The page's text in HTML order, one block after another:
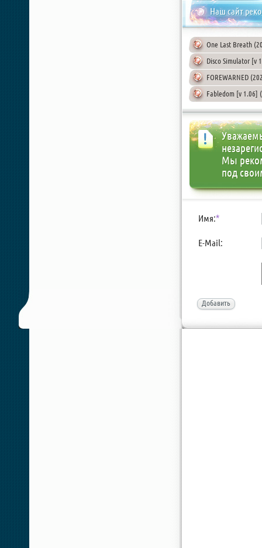
Наш сайт
One Last Breath
Disco Simulator [v
FOREWARNED
Fabledom [v 1.06]
Мы
под
Имя:*
E-Mail:
Добавить